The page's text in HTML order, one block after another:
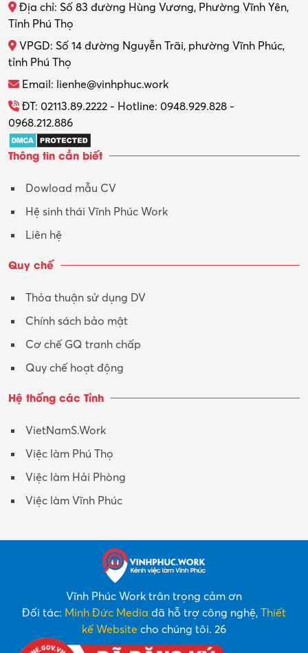
Địa chỉ: Số 83 đường Hùng Vương, Phường Vĩnh Yên,
Tỉnh Phú Thọ
VPGD: Số 14 đường Nguyễn Trãi, phường Vĩnh Phúc,
tỉnh Phú Thọ
Email: lienhe@vinhphuc.work
ĐT: 02113.89.2222 - Hotline: 0948.929.828 -
0968.212.886
Thông tin cần biết
Dowload mẫu CV
Hệ sinh thái Vĩnh Phúc Work
Liên hệ
Quy chế
Thỏa thuận sử dụng DV
Chính sách bảo mật
Cơ chế GQ tranh chấp
Quy chế hoạt động
Hệ thống các Tỉnh
VietNamS.Work
Việc làm Phú Thọ
Việc làm Hải Phòng
Việc làm Vĩnh Phúc
Vĩnh Phúc Work trân trọng cảm ơn
Đối tác: Minh Đức Media đã hỗ trợ công nghệ, Thiết
kế Website cho chúng tôi. 26